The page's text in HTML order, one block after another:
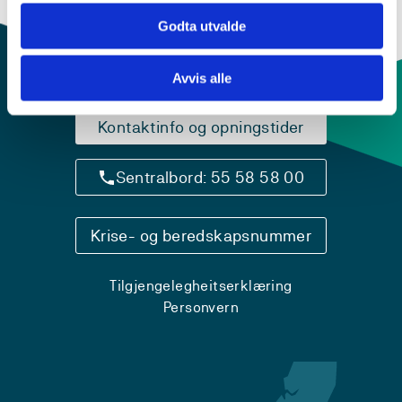
Godta utvalde
Avvis alle
Kontaktinfo og opningstider
Sentralbord: 55 58 58 00
Krise- og beredskapsnummer
Tilgjengelegheitserklæring
Personvern